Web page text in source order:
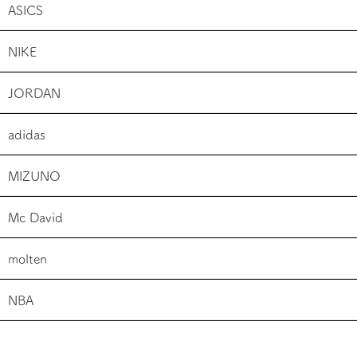
ASICS
NIKE
JORDAN
adidas
MIZUNO
Mc David
molten
NBA